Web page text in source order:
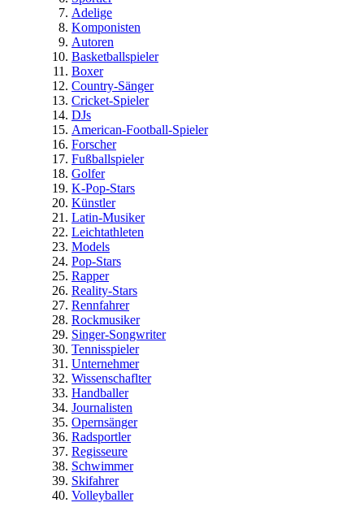
Adelige
Komponisten
Autoren
Basketballspieler
Boxer
Country-Sänger
Cricket-Spieler
DJs
American-Football-Spieler
Forscher
Fußballspieler
Golfer
K-Pop-Stars
Künstler
Latin-Musiker
Leichtathleten
Models
Pop-Stars
Rapper
Reality-Stars
Rennfahrer
Rockmusiker
Singer-Songwriter
Tennisspieler
Unternehmer
Wissenschaflter
Handballer
Journalisten
Opernsänger
Radsportler
Regisseure
Schwimmer
Skifahrer
Volleyballer